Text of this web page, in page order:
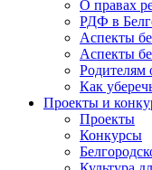
О правах
РДФ в
Аспекты
Аспекты
Родителям
Как
Проекты и
Проекты
Конкурсы